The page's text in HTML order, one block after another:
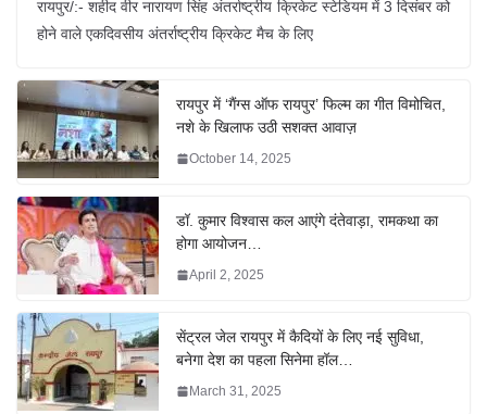
रायपुर/:- शहीद वीर नारायण सिंह अंतर्राष्ट्रीय क्रिकेट स्टेडियम में 3 दिसंबर को
होने वाले एकदिवसीय अंतर्राष्ट्रीय क्रिकेट मैच के लिए
रायपुर में ‘गैंग्स ऑफ रायपुर’ फिल्म का गीत विमोचित,
नशे के खिलाफ उठी सशक्त आवाज़
October 14, 2025
डॉ. कुमार विश्वास कल आएंगे दंतेवाड़ा, रामकथा का
होगा आयोजन…
April 2, 2025
सेंट्रल जेल रायपुर में कैदियों के लिए नई सुविधा,
बनेगा देश का पहला सिनेमा हॉल…
March 31, 2025